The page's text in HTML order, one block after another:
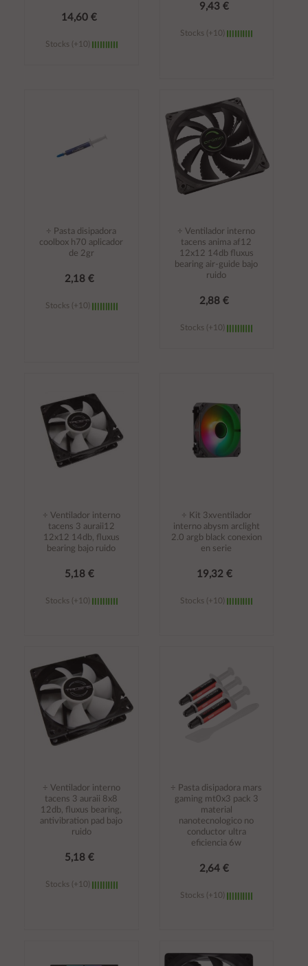
14,60 €
Stocks (+10)
9,43 €
Stocks (+10)
carrito
÷ Pasta disipadora
coolbox h70 aplicador
de 2gr
2,18 €
Stocks (+10)
carrito
÷ Ventilador interno
tacens anima af12
12x12 14db fluxus
bearing air-guide bajo
ruido
2,88 €
Stocks (+10)
÷ Ventilador interno
tacens 3 auraii12
12x12 14db, fluxus
bearing bajo ruido
5,18 €
Stocks (+10)
carrito
÷ Kit 3xventilador
interno abysm arclight
2.0 argb black conexion
en serie
19,32 €
Stocks (+10)
÷ Ventilador interno
tacens 3 auraii 8x8
12db, fluxus bearing,
antivibration pad bajo
ruido
5,18 €
Stocks (+10)
carrito
÷ Pasta disipadora mars
gaming mt0x3 pack 3
material
nanotecnologico no
conductor ultra
eficiencia 6w
2,64 €
Stocks (+10)
carrito